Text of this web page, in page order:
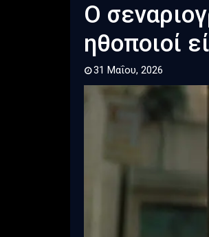
Ο
ηθοποιοί
31 Μαΐου, 2026